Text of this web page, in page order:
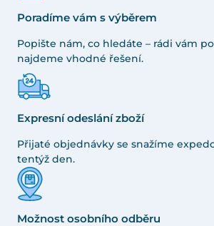
Poradíme vám s výběrem
Popište nám, co hledáte – rádi vám
najdeme vhodné řešení.
Expresní odeslání zboží
Přijaté objednávky se snažíme
tentýž den.
Možnost osobního odběru